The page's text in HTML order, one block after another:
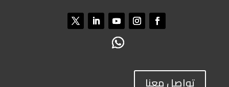
تواصل معنا